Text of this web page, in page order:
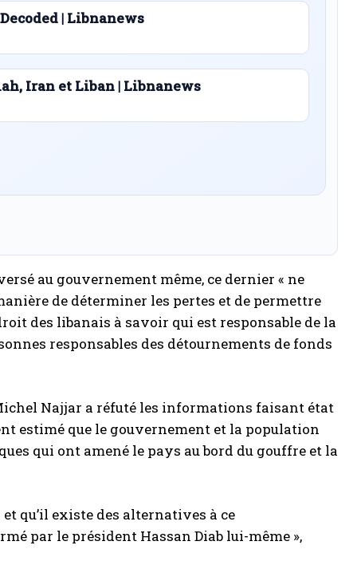
| Libnanews
Iran et Liban | Libnanews
au gouvernement même, ce dernier « ne
de déterminer les pertes et de permettre
des libanais à savoir qui est responsable de la
responsables des détournements de fonds
Najjar a réfuté les informations faisant état
estimé que le gouvernement et la population
qui ont amené le pays au bord du gouffre et la
qu’il existe des alternatives à ce
par le président Hassan Diab lui-même »,